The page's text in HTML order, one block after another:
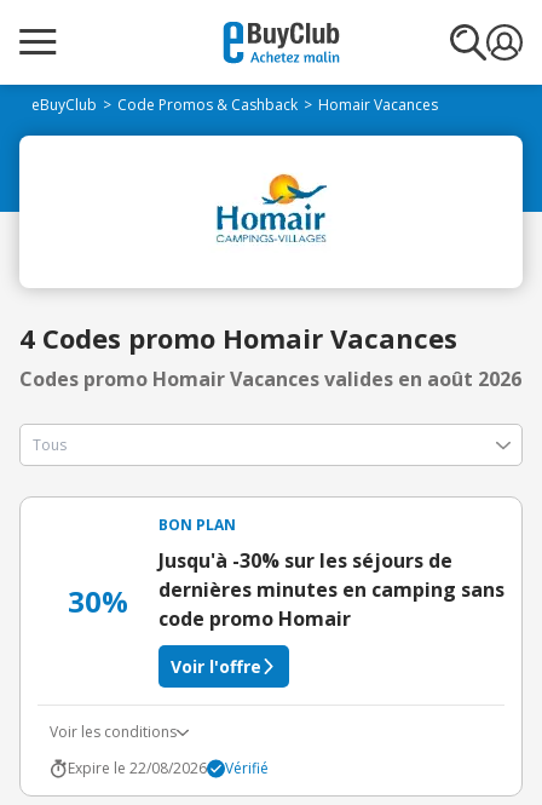
eBuyClub Code Promos & Cashback Homair Vacances
4 Codes promo Homair Vacances
Codes promo Homair Vacances valides en août 2026
30%
BON PLAN
Jusqu'à -30% sur les séjours de
dernières minutes en camping sans
code promo Homair
Voir l'offre
Voir les conditions
Expire le 22/08/2026
Vérifié